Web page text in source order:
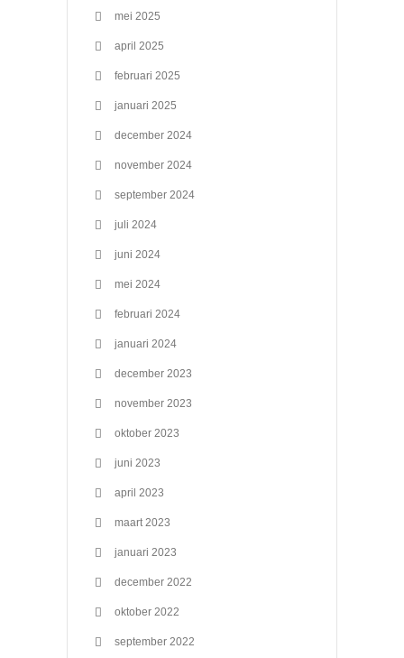
mei 2025
april 2025
februari 2025
januari 2025
december 2024
november 2024
september 2024
juli 2024
juni 2024
mei 2024
februari 2024
januari 2024
december 2023
november 2023
oktober 2023
juni 2023
april 2023
maart 2023
januari 2023
december 2022
oktober 2022
september 2022